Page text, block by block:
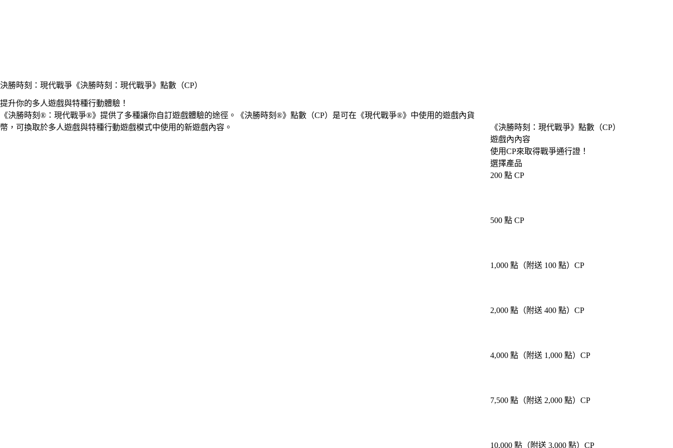
決勝時刻：現代戰爭 《決勝時刻：現代戰爭》點數（CP）
《決勝時刻：現代戰爭》點數（CP）
遊戲內內容
Product Notification
使用CP來取得戰爭通行證！
選擇產品
200 點 CP
500 點 CP
1,000 點（附送 100 點）CP
2,000 點（附送 400 點）CP
4,000 點（附送 1,000 點）CP
7,500 點（附送 2,000 點）CP
10,000 點（附送 3,000 點）CP
提升你的多人遊戲與特種行動體驗！
《決勝時刻®：現代戰爭®》提供了多種讓你自訂遊戲體驗的途徑。《決勝時刻®》點數（CP）是可在《現代戰爭®》中使用的遊戲內貨
幣，可換取於多人遊戲與特種行動遊戲模式中使用的新遊戲內容。